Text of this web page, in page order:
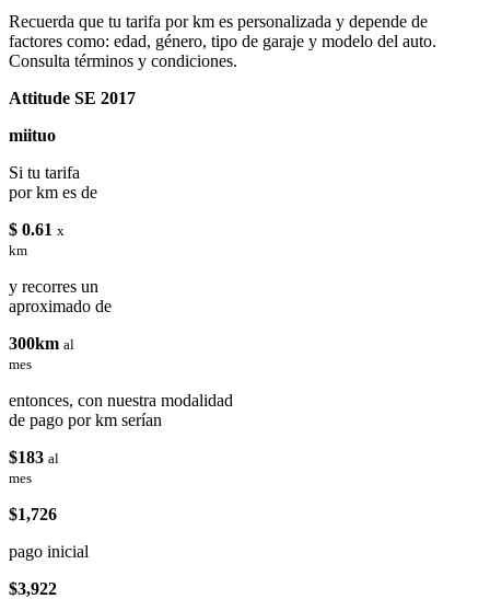
Recuerda que tu tarifa por km es personalizada y depende de
factores como: edad, género, tipo de garaje y modelo del auto.
Consulta términos y condiciones.
Attitude SE 2017
miituo
Si tu tarifa
por km es de
$ 0.61 x
km
y recorres un
aproximado de
300km al
mes
entonces, con nuestra modalidad
de pago por km serían
$183 al
mes
$1,726
pago inicial
$3,922